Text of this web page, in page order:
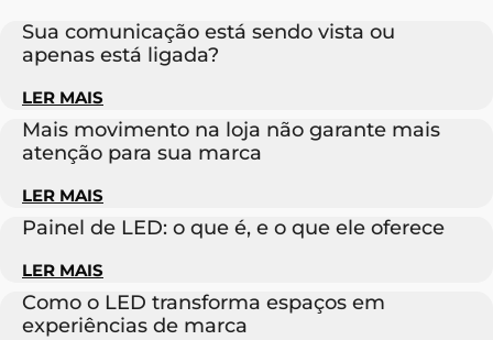
Sua comunicação está sendo vista ou
apenas está ligada?
LER MAIS
Mais movimento na loja não garante mais
atenção para sua marca
LER MAIS
Painel de LED: o que é, e o que ele oferece
LER MAIS
Como o LED transforma espaços em
experiências de marca